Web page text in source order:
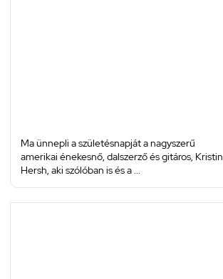
Ma ünnepli a születésnapját a nagyszerű
amerikai énekesnő, dalszerző és gitáros, Kristin
Hersh, aki szólóban is és a ...